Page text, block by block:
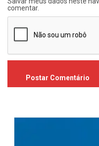
comentar.